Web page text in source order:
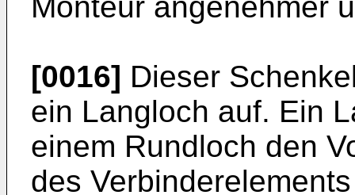
[0016] Dieser
ein Langloch auf. Ein
einem Rundloch den
des